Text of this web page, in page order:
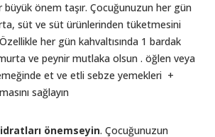
önem taşır. Çocuğunuzun her gün
süt ve süt ürünlerinden tüketmesini
her gün kahvaltısında 1 bardak
ve peynir mutlaka olsun . öğlen veya
et ve etli sebze yemekleri +
sağlayın
önemseyin. Çocuğunuzun